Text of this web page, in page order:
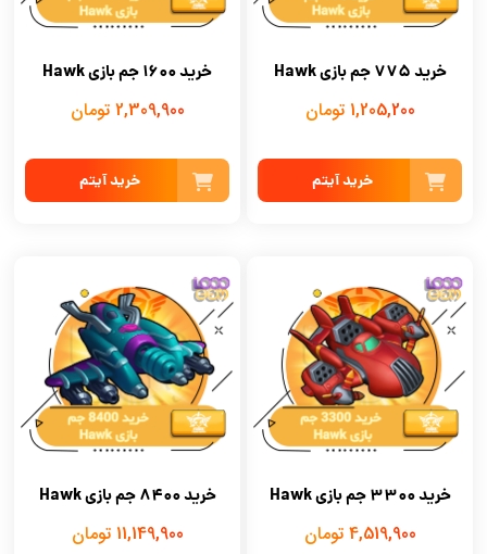
خرید 775 جم بازی Hawk
1,205,200 تومان
خرید آیتم
خرید 1600 جم بازی Hawk
2,309,900 تومان
خرید آیتم
خرید 3300 جم بازی Hawk
4,519,900 تومان
خرید 8400 جم بازی Hawk
11,149,900 تومان